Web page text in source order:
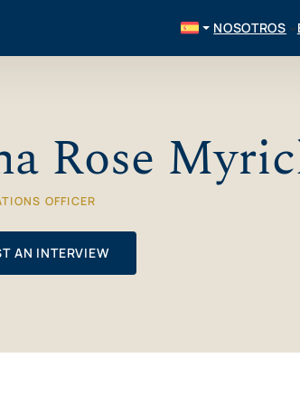
NOSOTROS
Rose
OFFICER
AN INTERVIEW